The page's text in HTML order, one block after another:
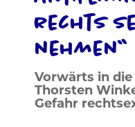
rechts
nehmen“
Vorwärts in
Thorsten
Gefahr